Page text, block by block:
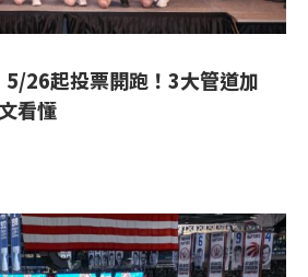
26起投票開跑！3大管道加
看懂